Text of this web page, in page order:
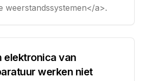
weerstandssystemen</a>.
elektronica van
werken niet